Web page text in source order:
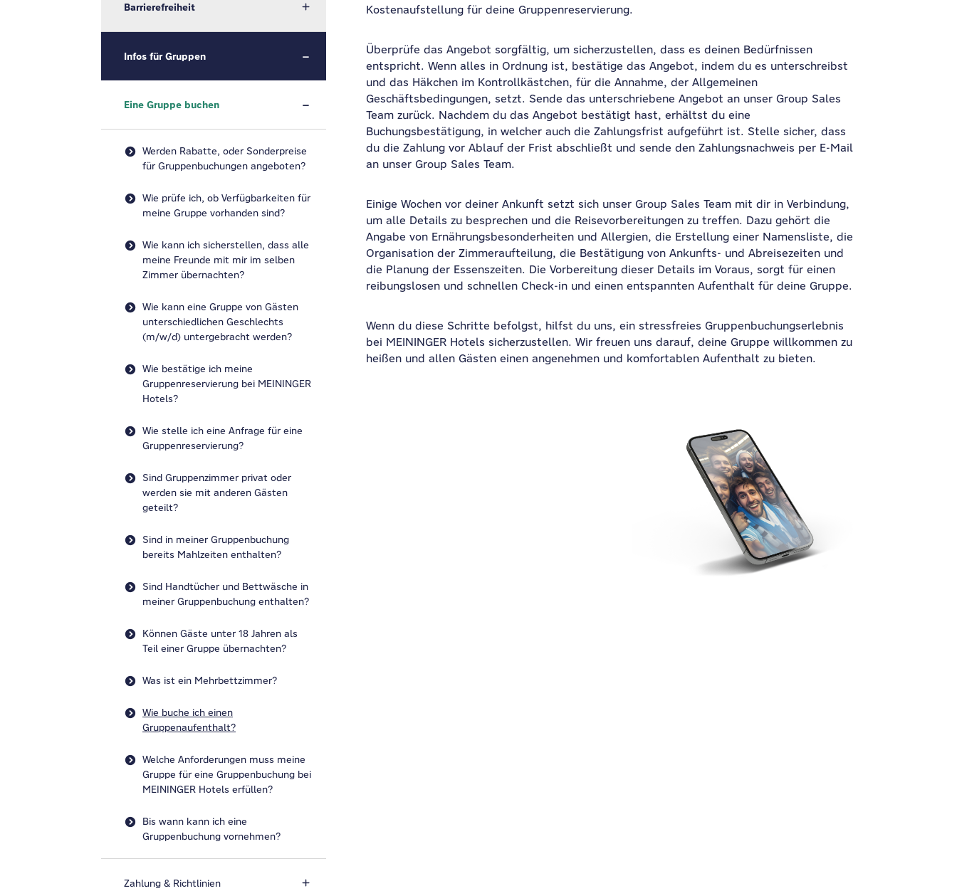
Kostenaufstellung für deine Gruppenreservierung.
Überprüfe das Angebot sorgfältig, um sicherzustellen, dass es deinen Bedürfnissen
entspricht. Wenn alles in Ordnung ist, bestätige das Angebot, indem du es unterschreibst
und das Häkchen im Kontrollkästchen, für die Annahme, der Allgemeinen
Geschäftsbedingungen, setzt. Sende das unterschriebene Angebot an unser Group Sales
Team zurück. Nachdem du das Angebot bestätigt hast, erhältst du eine
Buchungsbestätigung, in welcher auch die Zahlungsfrist aufgeführt ist. Stelle sicher, dass
du die Zahlung vor Ablauf der Frist abschließt und sende den Zahlungsnachweis per E-Mail
an unser Group Sales Team.
Einige Wochen vor deiner Ankunft setzt sich unser Group Sales Team mit dir in Verbindung,
um alle Details zu besprechen und die Reisevorbereitungen zu treffen. Dazu gehört die
Angabe von Ernährungsbesonderheiten und Allergien, die Erstellung einer Namensliste, die
Organisation der Zimmeraufteilung, die Bestätigung von Ankunfts- und Abreisezeiten und
die Planung der Essenszeiten. Die Vorbereitung dieser Details im Voraus, sorgt für einen
reibungslosen und schnellen Check-in und einen entspannten Aufenthalt für deine Gruppe.
Wenn du diese Schritte befolgst, hilfst du uns, ein stressfreies Gruppenbuchungserlebnis
bei MEININGER Hotels sicherzustellen. Wir freuen uns darauf, deine Gruppe willkommen zu
heißen und allen Gästen einen angenehmen und komfortablen Aufenthalt zu bieten.
Barrierefreiheit
Infos für Gruppen
Eine Gruppe buchen
Werden Rabatte, oder Sonderpreise
für Gruppenbuchungen angeboten?
Wie prüfe ich, ob Verfügbarkeiten für
meine Gruppe vorhanden sind?
Wie kann ich sicherstellen, dass alle
meine Freunde mit mir im selben
Zimmer übernachten?
Wie kann eine Gruppe von Gästen
unterschiedlichen Geschlechts
(m/w/d) untergebracht werden?
Wie bestätige ich meine
Gruppenreservierung bei MEININGER
Hotels?
Wie stelle ich eine Anfrage für eine
Gruppenreservierung?
Sind Gruppenzimmer privat oder
werden sie mit anderen Gästen
geteilt?
Sind in meiner Gruppenbuchung
bereits Mahlzeiten enthalten?
Sind Handtücher und Bettwäsche in
meiner Gruppenbuchung enthalten?
Können Gäste unter 18 Jahren als
Teil einer Gruppe übernachten?
Was ist ein Mehrbettzimmer?
Wie buche ich einen
Gruppenaufenthalt?
Welche Anforderungen muss meine
Gruppe für eine Gruppenbuchung bei
MEININGER Hotels erfüllen?
Bis wann kann ich eine
Gruppenbuchung vornehmen?
Zahlung & Richtlinien